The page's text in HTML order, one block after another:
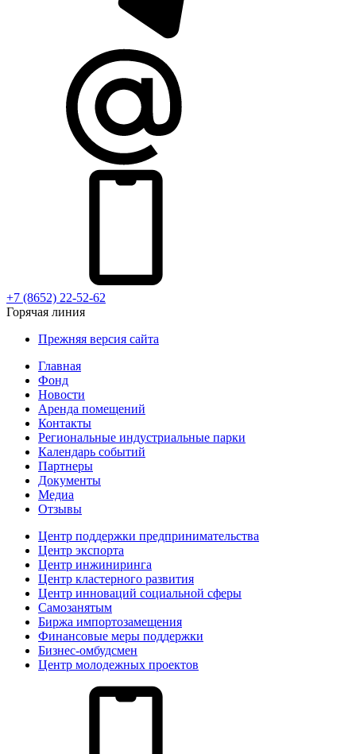
+7 (8652) 22-52-62
Горячая линия
Прежняя версия сайта
Главная
Фонд
Новости
Аренда помещений
Контакты
Региональные индустриальные парки
Календарь событий
Партнеры
Документы
Медиа
Отзывы
Центр поддержки предпринимательства
Центр экспорта
Центр инжиниринга
Центр кластерного развития
Центр инноваций социальной сферы
Cамозанятым
Биржа импортозамещения
Финансовые меры поддержки
Бизнес-омбудсмен
Центр молодежных проектов